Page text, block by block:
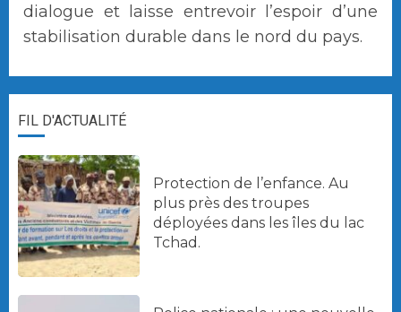
dialogue et laisse entrevoir l’espoir d’une
stabilisation durable dans le nord du pays.
FIL D'ACTUALITÉ
Protection de l’enfance. Au
plus près des troupes
déployées dans les îles du lac
Tchad.